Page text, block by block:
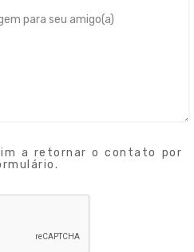
a retornar o contato por